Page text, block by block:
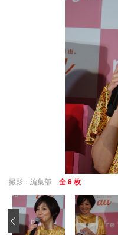
グラビア
ショッピング
撮影：編集部 全 8 枚
‹